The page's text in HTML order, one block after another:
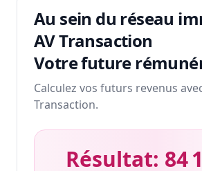
Au sein du réseau
AV Transaction
Votre future
Calculez vos futurs revenus
Transaction.
Résultat: 84